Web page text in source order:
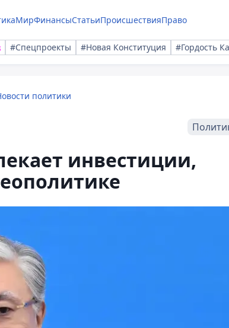
МирФинансыСтатьиПроисшествияПраво
#Спецпроекты #Новая Конституция #Гордость
политики
инвестиции,